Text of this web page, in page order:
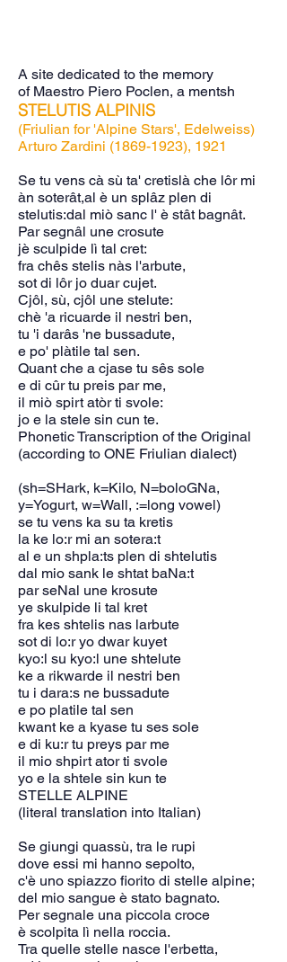
A site dedicated to the memory
of Maestro Piero Poclen, a mentsh
STELUTIS ALPINIS
(Friulian for 'Alpine Stars', Edelweiss)
Arturo Zardini (1869-1923), 1921
Se tu vens cà sù ta' cretislà che lôr mi
àn soterât,al è un splâz plen di
stelutis:dal miò sanc l' è stât bagnât.
Par segnâl une crosute
jè sculpide lì tal cret:
fra chês stelis nàs l'arbute,
sot di lôr jo duar cujet.
Cjôl, sù, cjôl une stelute:
chè 'a ricuarde il nestri ben,
tu 'i darâs 'ne bussadute,
e po' plàtile tal sen.
Quant che a cjase tu sês sole
e di cûr tu preis par me,
il miò spirt atòr ti svole:
jo e la stele sin cun te.
Phonetic Transcription of the Original
(according to ONE Friulian dialect)
(sh=SHark, k=Kilo, N=boloGNa,
y=Yogurt, w=Wall, :=long vowel)
se tu vens ka su ta kretis
la ke lo:r mi an sotera:t
al e un shpla:ts plen di shtelutis
dal mio sank le shtat baNa:t
par seNal une krosute
ye skulpide li tal kret
fra kes shtelis nas larbute
sot di lo:r yo dwar kuyet
kyo:l su kyo:l une shtelute
ke a rikwarde il nestri ben
tu i dara:s ne bussadute
e po platile tal sen
kwant ke a kyase tu ses sole
e di ku:r tu preys par me
il mio shpirt ator ti svole
yo e la shtele sin kun te
STELLE ALPINE
(literal translation into Italian)
Se giungi quassù, tra le rupi
dove essi mi hanno sepolto,
c'è uno spiazzo fiorito di stelle alpine;
del mio sangue è stato bagnato.
Per segnale una piccola croce
è scolpita lì nella roccia.
Tra quelle stelle nasce l'erbetta,